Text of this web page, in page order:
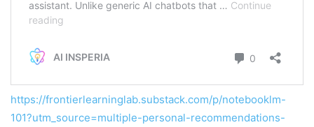
https://frontierlearninglab.substack.com/p/notebooklm-
101?utm_source=multiple-personal-recommendations-